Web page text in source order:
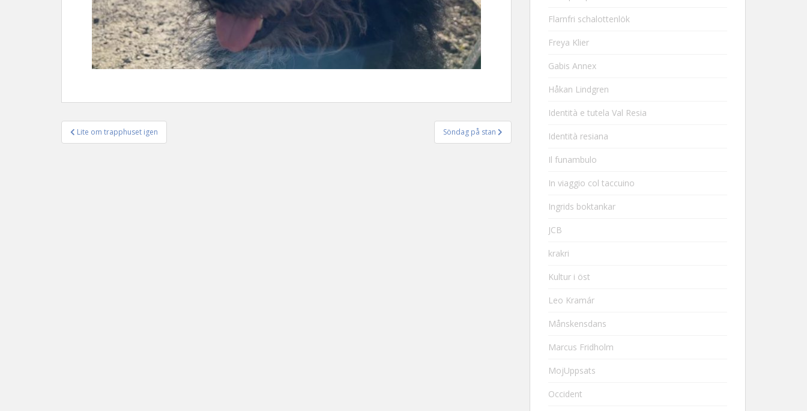
Inläggsnavigering
Lite om trapphuset igen Söndag på stan
Flarnfri schalottenlök
Freya Klier
Gabis Annex
Håkan Lindgren
Identità e tutela Val Resia
Identità resiana
Il funambulo
In viaggio col taccuino
Ingrids boktankar
JCB
krakri
Kultur i öst
Leo Kramár
Månskensdans
Marcus Fridholm
MojUppsats
Occident